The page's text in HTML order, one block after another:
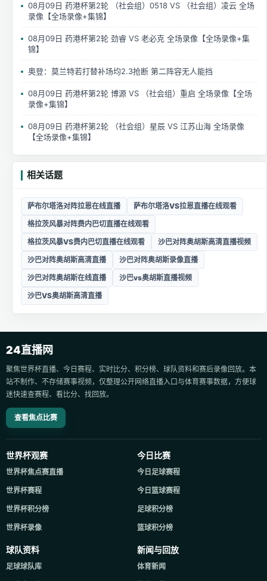
08月09日 药港杯第2轮 （社会组）0518 VS （社会组）凌云 全场
录像【全场录像+集锦】
08月09日 药港杯第2轮 劲睿 VS 老必克 全场录像【全场录像+集
锦】
奥登：莫兰特若打替补场均2.3抢断 第二阵容无人能挡
08月09日 药港杯第2轮 博源 VS （社会组）重启 全场录像【全场
录像+集锦】
08月09日 药港杯第2轮 （社会组）星辰 VS 江苏山海 全场录像
【全场录像+集锦】
相关话题
萨布尔塔洛对阵拉恩在线直播
萨布尔塔洛VS拉恩直播在线观看
格拉茨风暴对阵费内巴切直播在线观看
格拉茨风暴VS费内巴切直播在线观看
沙巴对阵奥胡斯高清直播视频
沙巴对阵奥胡斯高清直播
沙巴对阵奥胡斯录像直播
沙巴对阵奥胡斯在线直播
沙巴vs奥胡斯直播视频
沙巴VS奥胡斯高清直播
24直播网
聚焦世界杯直播、今日赛程、实时比分、积分榜、球队资料和赛后录像回放。本
站不制作、不存储赛事视频，仅整理公开网络直播入口与体育赛事数据，方便球
迷快速查赛程、看比分、找回放。
查看焦点比赛
世界杯观赛
世界杯焦点赛直播
世界杯赛程
世界杯积分榜
世界杯录像
今日比赛
今日足球赛程
今日篮球赛程
足球积分榜
篮球积分榜
球队资料
足球球队库
新闻与回放
体育新闻